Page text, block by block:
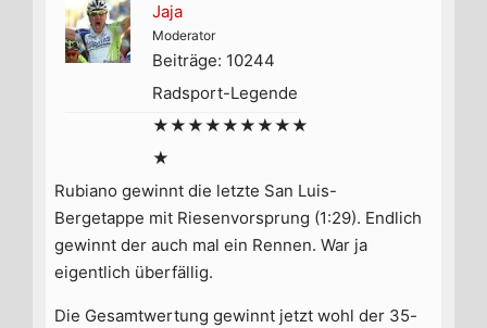
Jaja
Moderator
Beiträge: 10244
Radsport-Legende
★★★★★★★★★
★
Rubiano gewinnt die letzte San Luis-
Bergetappe mit Riesenvorsprung (1:29). Endlich
gewinnt der auch mal ein Rennen. War ja
eigentlich überfällig.
Die Gesamtwertung gewinnt jetzt wohl der 35-